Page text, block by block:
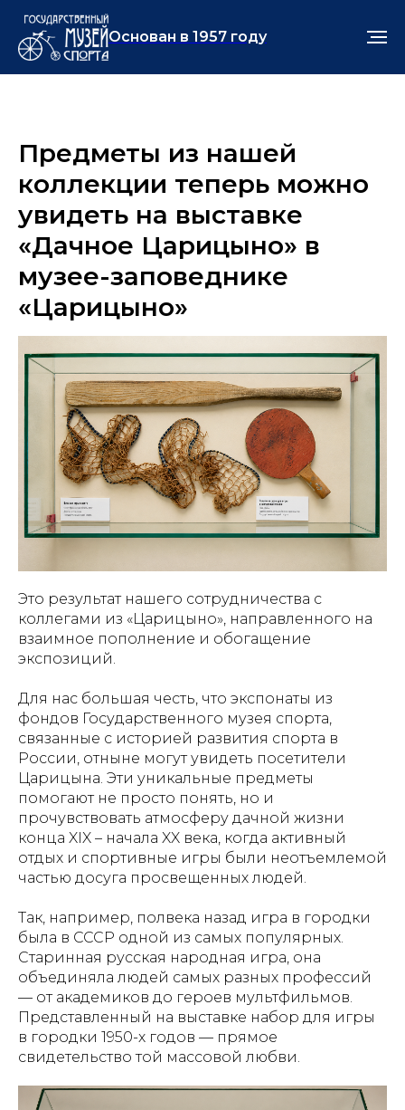
Основан в 1957 году
Предметы из нашей
коллекции теперь можно
увидеть на выставке
«Дачное Царицыно» в
музее-заповеднике
«Царицыно»
Это результат нашего сотрудничества с
коллегами из «Царицыно», направленного на
взаимное пополнение и обогащение
экспозиций.
Для нас большая честь, что экспонаты из
фондов Государственного музея спорта,
связанные с историей развития спорта в
России, отныне могут увидеть посетители
Царицына. Эти уникальные предметы
помогают не просто понять, но и
прочувствовать атмосферу дачной жизни
конца XIX – начала XX века, когда активный
отдых и спортивные игры были неотъемлемой
частью досуга просвещенных людей.
Так, например, полвека назад игра в городки
была в СССР одной из самых популярных.
Старинная русская народная игра, она
объединяла людей самых разных профессий
— от академиков до героев мультфильмов.
Представленный на выставке набор для игры
в городки 1950-х годов — прямое
свидетельство той массовой любви.